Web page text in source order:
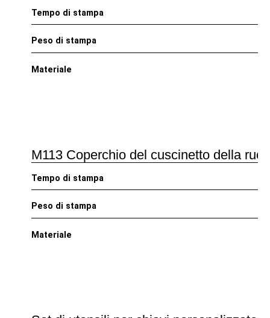
Tempo di stampa
Peso di stampa
Materiale
M113 Coperchio del cuscinetto della
Tempo di stampa
Peso di stampa
Materiale